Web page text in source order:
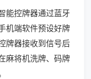
能控牌器通过蓝牙
机端软件预设好牌
牌器接收到信号后
麻将机洗牌、码牌